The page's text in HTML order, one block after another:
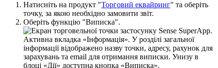
Натисніть на продукт "Торговий еквайринг" та оберіть
точку, за якою необхідно замовити звіт.
Оберіть функцію "Виписка".